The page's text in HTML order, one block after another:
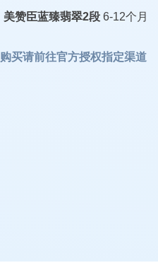
美赞臣蓝臻翡翠2段 6-12个月
购买请前往官方授权指定渠道